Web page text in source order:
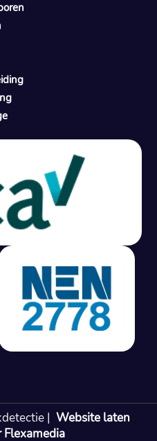
M
uur
btw.
| Website laten
Flexamedia